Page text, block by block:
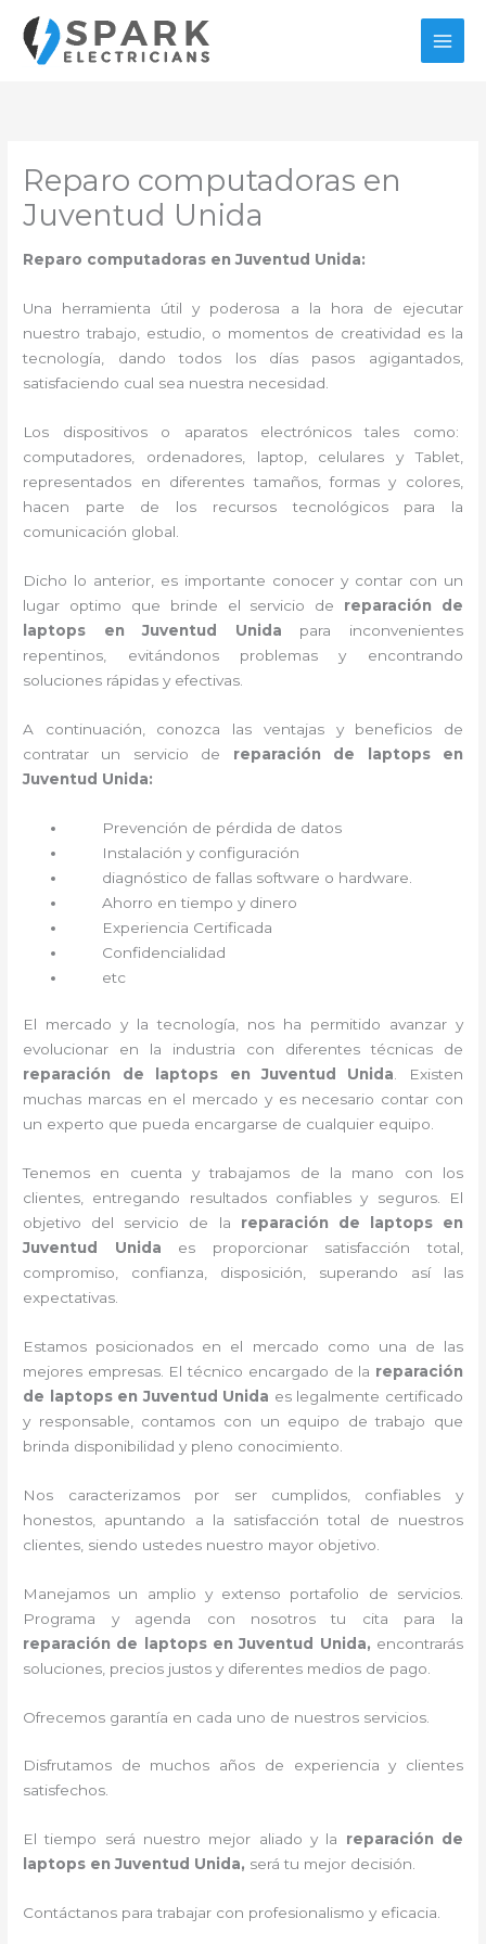
contenido
Reparo computadoras en
Juventud Unida
Reparo computadoras en Juventud Unida:
Una herramienta útil y poderosa a la hora de ejecutar
nuestro trabajo, estudio, o momentos de creatividad es la
tecnología, dando todos los días pasos agigantados,
satisfaciendo cual sea nuestra necesidad.
Los dispositivos o aparatos electrónicos tales como:
computadores, ordenadores, laptop, celulares y Tablet,
representados en diferentes tamaños, formas y colores,
hacen parte de los recursos tecnológicos para la
comunicación global.
Dicho lo anterior, es importante conocer y contar con un
lugar optimo que brinde el servicio de reparación de
laptops en Juventud Unida para inconvenientes
repentinos, evitándonos problemas y encontrando
soluciones rápidas y efectivas.
A continuación, conozca las ventajas y beneficios de
contratar un servicio de reparación de laptops en
Juventud Unida:
Prevención de pérdida de datos
Instalación y configuración
diagnóstico de fallas software o hardware
Ahorro en tiempo y dinero
Experiencia Certificada
Confidencialidad
etc
El mercado y la tecnología, nos ha permitido avanzar y
evolucionar en la industria con diferentes técnicas de
reparación de laptops en Juventud Unida . Existen
muchas marcas en el mercado y es necesario contar con
un experto que pueda encargarse de cualquier equipo.
Tenemos en cuenta y trabajamos de la mano con los
clientes, entregando resultados confiables y seguros. El
objetivo del servicio de la reparación de laptops en
Juventud Unida es proporcionar satisfacción total,
compromiso, confianza, disposición, superando así las
expectativas.
Estamos posicionados en el mercado como una de las
mejores empresas. El técnico encargado de la reparación
de laptops en Juventud Unida es legalmente certificado
y responsable, contamos con un equipo de trabajo que
brinda disponibilidad y pleno conocimiento.
Nos caracterizamos por ser cumplidos, confiables y
honestos, apuntando a la satisfacción total de nuestros
clientes, siendo ustedes nuestro mayor objetivo.
Manejamos un amplio y extenso portafolio de servicios.
Programa y agenda con nosotros tu cita para la
reparación de laptops en Juventud Unida, encontrarás
soluciones, precios justos y diferentes medios de pago.
Ofrecemos garantía en cada uno de nuestros servicios.
Disfrutamos de muchos años de experiencia y clientes
satisfechos.
El tiempo será nuestro mejor aliado y la reparación de
laptops en Juventud Unida, será tu mejor decisión.
Contáctanos para trabajar con profesionalismo y eficacia.